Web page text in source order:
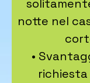
notte nel
•